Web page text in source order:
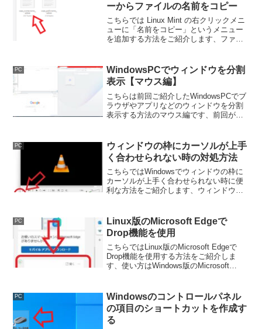
ーからファイルの名前をコピー
こちらでは Linux Mint の右クリックメニ
ューに「名前をコピー」というメニュー
を追加する方法をご紹介します、ファイ
択するとファイル名がコピーできるよう
になる訳ですね。
PC
WindowsPCでウィンドウを分割
表示【マウス編】
こちらは前回ご紹介したWindowsPCでブ
ラウザやアプリなどのウィンドウを分割
表示する方法のマウス編です、前回がキ
介する方法が使いやすいと思います。
PC
ウィンドウの枠にカーソルが上手
く合わせられない時の対処方法
こちらではWindowsでウィンドウの枠に
カーソルが上手く合わせられない時に便
利な方法をご紹介します、ウィンドウの
かし中々上手く合わせられない時に試し
てみられてください。
PC
Linux版のMicrosoft Edgeで
Drop機能を使用
こちらではLinux版のMicrosoft Edgeで
Drop機能を使用する方法をご紹介しま
す、使い方はWindows版のMicrosoft
のは便利ですよね。
PC
Windowsのコントロールパネル
の項目のショートカットを作成す
る